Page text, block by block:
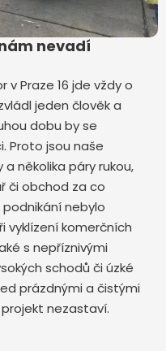
nevadí
v Praze 16 jde vždy o
jeden člověk a
dobu by se
Proto jsou naše
několika páry rukou,
či obchod za co
nebylo
vyklízení komerčních
s nepříznivými
schodů či úzké
prázdnými a čistými
nezastaví.